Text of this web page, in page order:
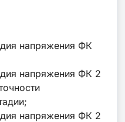
напряжения ФК
напряжения ФК 2
напряжения ФК 2